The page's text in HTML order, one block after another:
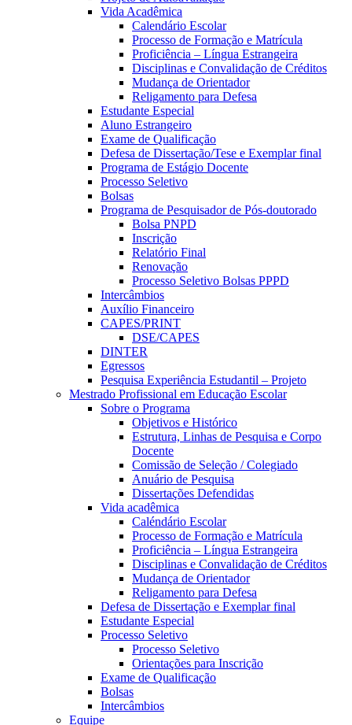
Vida Acadêmica
Calendário Escolar
Processo de Formação e Matrícula
Proficiência – Língua Estrangeira
Disciplinas e Convalidação de Créditos
Mudança de Orientador
Religamento para Defesa
Estudante Especial
Aluno Estrangeiro
Exame de Qualificação
Defesa de Dissertação/Tese e Exemplar final
Programa de Estágio Docente
Processo Seletivo
Bolsas
Programa de Pesquisador de Pós-doutorado
Bolsa PNPD
Inscrição
Relatório Final
Renovação
Processo Seletivo Bolsas PPPD
Intercâmbios
Auxílio Financeiro
CAPES/PRINT
DSE/CAPES
DINTER
Egressos
Pesquisa Experiência Estudantil – Projeto
Mestrado Profissional em Educação Escolar
Sobre o Programa
Objetivos e Histórico
Estrutura, Linhas de Pesquisa e Corpo
Docente
Comissão de Seleção / Colegiado
Anuário de Pesquisa
Dissertações Defendidas
Vida acadêmica
Caléndário Escolar
Processo de Formação e Matrícula
Proficiência – Língua Estrangeira
Disciplinas e Convalidação de Créditos
Mudança de Orientador
Religamento para Defesa
Defesa de Dissertação e Exemplar final
Estudante Especial
Processo Seletivo
Processo Seletivo
Orientações para Inscrição
Exame de Qualificação
Bolsas
Intercâmbios
Equipe